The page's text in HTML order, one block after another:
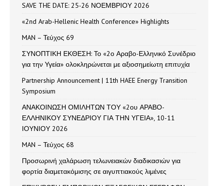
SAVE THE DATE: 25-26 ΝΟΕΜΒΡΙΟΥ 2026
«2nd Arab-Hellenic Health Conference» Highlights
MAN – Τεύχος 69
ΣΥΝΟΠΤΙΚΗ ΕΚΘΕΣΗ: Το «2ο Αραβο-Ελληνικό Συνέδριο
για την Υγεία» ολοκληρώνεται με αξιοσημείωτη επιτυχία
Partnership Announcement | 11th HAEE Energy Transition
Symposium
ΑΝΑΚΟΙΝΩΣΗ ΟΜΙΛΗΤΩΝ ΤΟΥ «2ου ΑΡΑΒΟ-
ΕΛΛΗΝΙΚΟΥ ΣΥΝΕΔΡΙΟΥ ΓΙΑ ΤΗΝ ΥΓΕΙΑ», 10-11
ΙΟΥΝΙΟΥ 2026
MAN – Τεύχος 68
Προσωρινή χαλάρωση τελωνειακών διαδικασιών για
φορτία διαμετακόμισης σε αιγυπτιακούς λιμένες